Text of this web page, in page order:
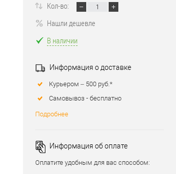
Кол-во:
Нашли дешевле
В наличии
Информация о доставке
Курьером – 500 руб.*
Самовывоз - бесплатно
Подробнее
Информация об оплате
Оплатите удобным для вас способом: